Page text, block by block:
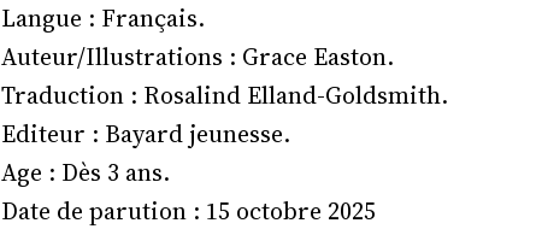
Langue : Français.
Auteur/Illustrations : Grace Easton.
Traduction : Rosalind Elland-Goldsmith.
Editeur : Bayard jeunesse.
Age : Dès 3 ans.
Date de parution : 15 octobre 2025